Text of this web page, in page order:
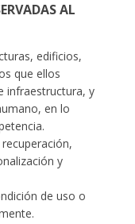
AL
edificios,
que ellos
infraestructura, y
en lo
y
de uso o